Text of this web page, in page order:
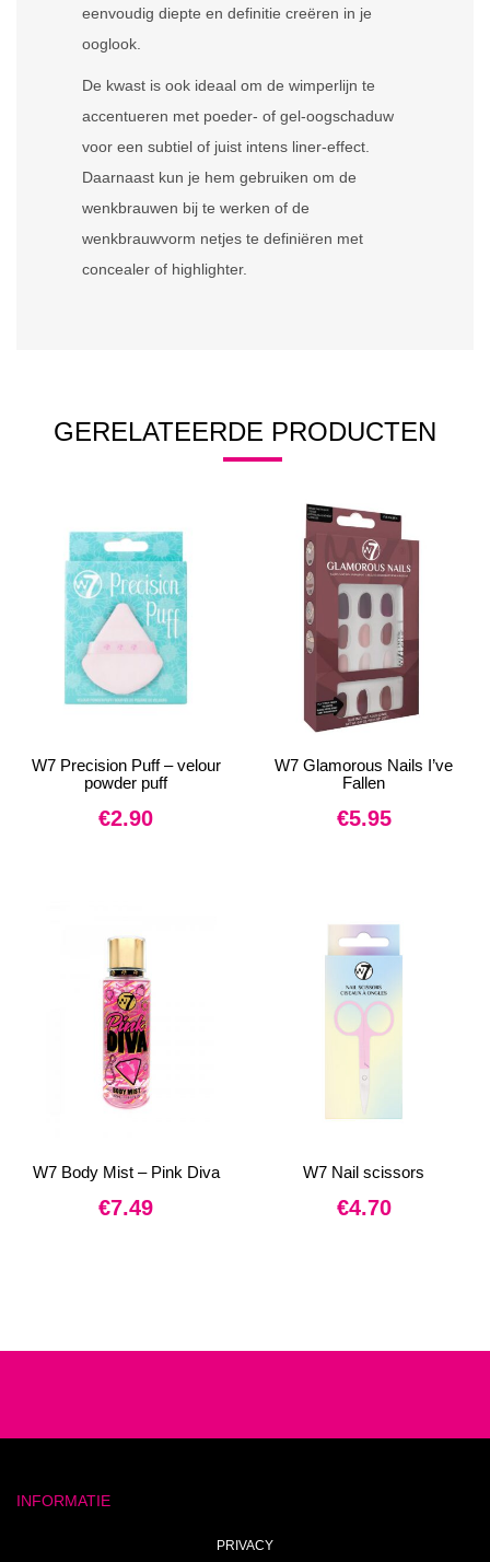
eenvoudig diepte en definitie creëren in je
ooglook.
De kwast is ook ideaal om de wimperlijn te
accentueren met poeder- of gel-oogschaduw
voor een subtiel of juist intens liner-effect.
Daarnaast kun je hem gebruiken om de
wenkbrauwen bij te werken of de
wenkbrauwvorm netjes te definiëren met
concealer of highlighter.
GERELATEERDE PRODUCTEN
W7 Precision Puff – velour
powder puff
€2.90
W7 Glamorous Nails I’ve
Fallen
€5.95
W7 Body Mist – Pink Diva
€7.49
W7 Nail scissors
€4.70
INFORMATIE
PRIVACY